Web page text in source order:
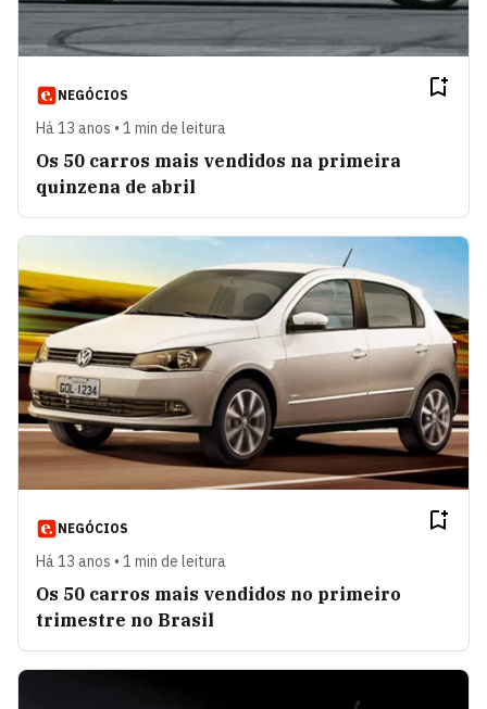
NEGÓCIOS
Há 13 anos • 1 min de leitura
Os 50 carros mais vendidos na primeira
quinzena de abril
NEGÓCIOS
Há 13 anos • 1 min de leitura
Os 50 carros mais vendidos no primeiro
trimestre no Brasil